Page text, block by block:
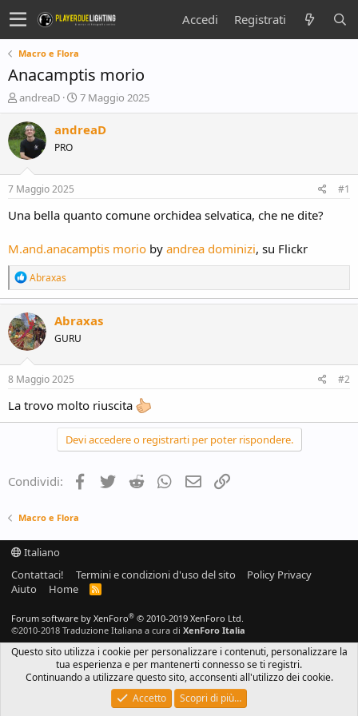
Accedi Registrati
Macro e Flora
Anacamptis morio
C
r
e
a
t
r
e
D
c
u
s
s
i
o
n
e
andreaD
D
a
t
i
o
7 Maggio 2025
andreaD
PRO
7 Maggio 2025 #1
Una bella quanto comune orchidea selvatica, che ne dite?
M.and.anacamptis morio by andrea dominizi, su Flickr
R
e
a
c
t
i
o
n
s
Abraxas
Abraxas
GURU
8 Maggio 2025 #2
La trovo molto riuscita
Devi accedere o registrarti per poter rispondere.
Condividi: Facebook
TwitterReddit WhatsApp
e-mailLink
Macro e Flora
Italiano
Contattaci!
Termini e condizioni d'uso del sito
Policy Privacy
Aiuto
Home
R
Forum software by XenForo® © 2010-2019 XenForo Ltd.
©2010-2018 Traduzione Italiana a cura di XenForo Italia
Questo sito utilizza i cookie per personalizzare i contenuti, personalizzare la
tua esperienza e per mantenerti connesso se ti registri.
Continuando a utilizzare questo sito, acconsenti all'utilizzo dei cookie.
Accetto
Scopri di più…